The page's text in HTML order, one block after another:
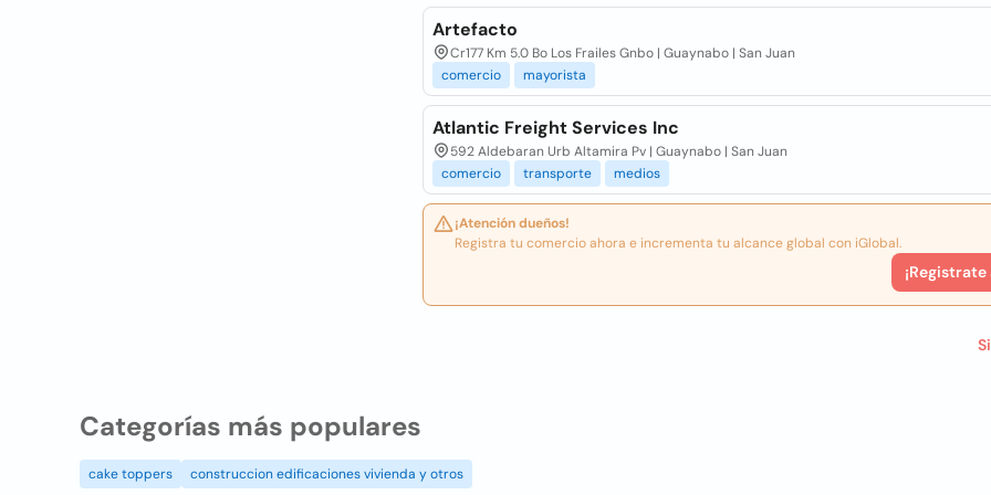
Artefacto
Cr177 Km 5.0 Bo Los Frailes Gnbo | Guaynabo | San Juan
comercio
mayorista
Atlantic Freight Services Inc
592 Aldebaran Urb Altamira Pv | Guaynabo | San Juan
comercio
transporte medios
¡Atención dueños!
Registra tu comercio ahora e incrementa tu alcance global con iGlobal.
¡Registrate
Categorías más populares
cake toppers construccion edificaciones vivienda y otros